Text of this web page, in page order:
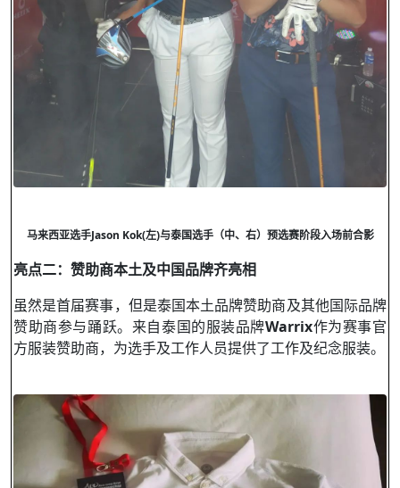
马来西亚选手Jason Kok(左)与泰国选手（中、右）预选赛阶段入场前合影
亮点二：赞助商本土及中国品牌齐亮相
虽然是首届赛事，但是泰国本土品牌赞助商及其他国际品牌
赞助商参与踊跃。来自泰国的服装品牌Warrix作为赛事官
方服装赞助商，为选手及工作人员提供了工作及纪念服装。